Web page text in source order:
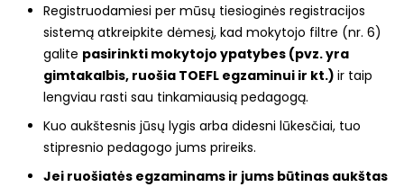
Registruodamiesi per mūsų tiesioginės registracijos
sistemą atkreipkite dėmesį, kad mokytojo filtre (nr. 6)
galite pasirinkti mokytojo ypatybes (pvz. yra
gimtakalbis, ruošia TOEFL egzaminui ir kt.) ir taip
lengviau rasti sau tinkamiausią pedagogą.
Kuo aukštesnis jūsų lygis arba didesni lūkesčiai, tuo
stipresnio pedagogo jums prireiks.
Jei ruošiatės egzaminams ir jums būtinas aukštas